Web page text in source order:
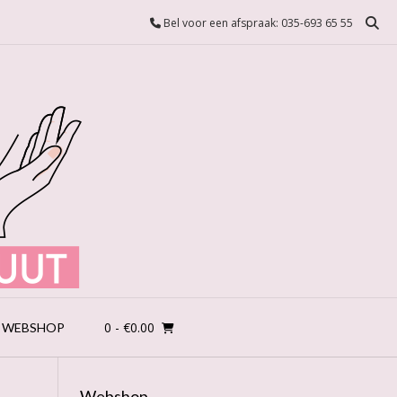
Bel voor een afspraak: 035-693 65 55
WEBSHOP 0 - €0.00